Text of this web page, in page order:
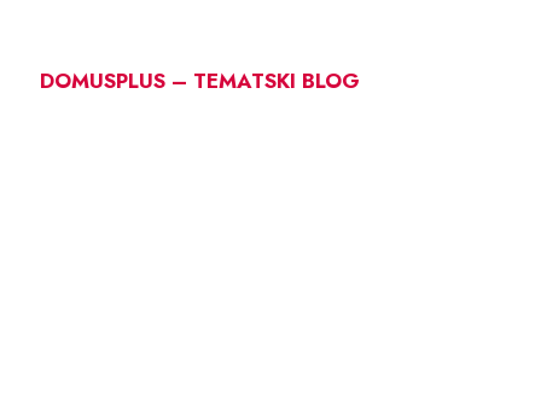
DOMUSPLUS – TEMATSKI BLOG